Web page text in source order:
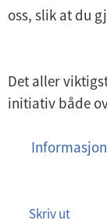
oss, slik at
Det aller
initiativ både
Skriv ut